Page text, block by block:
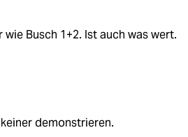
Busch 1+2. Ist auch was wert.
demonstrieren.